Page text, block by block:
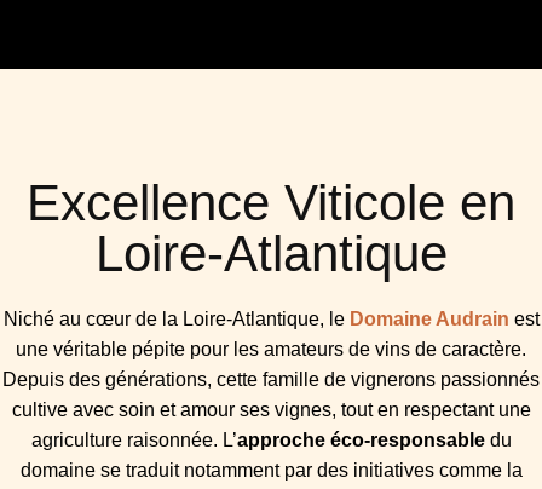
Excellence Viticole en
Loire-Atlantique
Niché au cœur de la Loire-Atlantique, le Domaine Audrain est
une véritable pépite pour les amateurs de vins de caractère.
Depuis des générations, cette famille de vignerons passionnés
cultive avec soin et amour ses vignes, tout en respectant une
agriculture raisonnée. L’approche éco-responsabledu
domaine se traduit notamment par des initiatives comme la